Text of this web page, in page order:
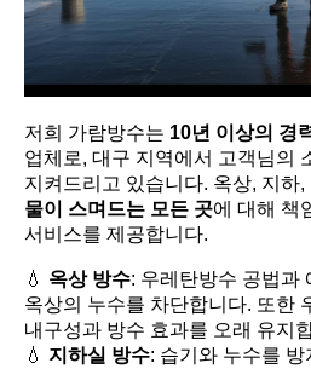
저희 가람방수는 10년 이상의 경
업체로, 대구 지역에서 고객님의
지켜드리고 있습니다. 옥상, 지하
물이 스며드는 모든 곳에 대해 책
서비스를 제공합니다.
💧 옥상 방수: 우레탄방수 공법과
옥상의 누수를 차단합니다. 또한
내구성과 방수 효과를 오래 유지
💧 지하실 방수: 습기와 누수를